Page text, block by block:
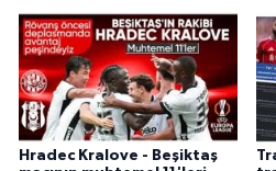
Hradec Kralove - Beşiktaş